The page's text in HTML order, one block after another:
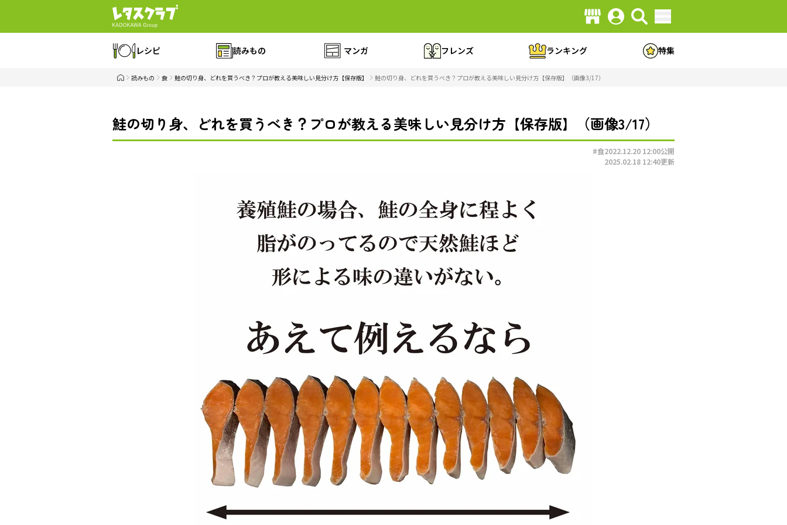
レシピ 読みもの マンガ フレンズ ランキング 特集
読みもの 食 鮭の切り身、どれを買うべき？プロが教える美味しい見分け方【保存版】 鮭の切り身、どれを買うべき？プロが教える美味しい見分け方【保存版】（画像3/17）
鮭の切り身、どれを買うべき？プロが教える美味しい見分け方【保存版】（画像3/17）
#食2022.12.20 12:00公開
2025.02.18 12:40更新